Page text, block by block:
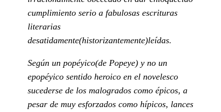
cumplimiento serio a fabulosas escrituras
literarias
desatidamente(historizantemente)leídas.
Según un popéyico(de Popeye) y no un
epopéyico sentido heroico en el novelesco
sucederse de los malogrados como épicos, a
pesar de muy esforzados como hípicos, lances